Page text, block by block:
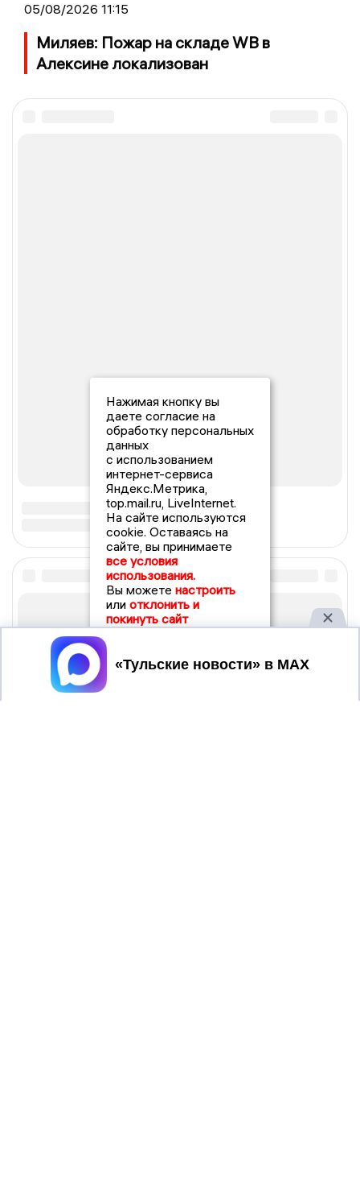
05/08/2026 11:15
Миляев: Пожар на складе WB в
Алексине локализован
Нажимая кнопку вы
даете согласие на
обработку персональных
данных
с использованием
интернет-сервиса
Яндекс.Метрика,
top.mail.ru, LiveInternet.
На сайте используются
cookie. Оставаясь на
сайте, вы принимаете
все условия
использования.
Вы можете настроить
или отклонить и
покинуть сайт
Принять